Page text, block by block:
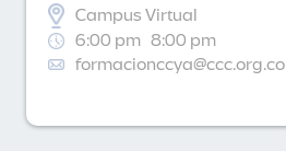
Campus Virtual
6:00 pm 8:00 pm
formacionccya@ccc.org.co